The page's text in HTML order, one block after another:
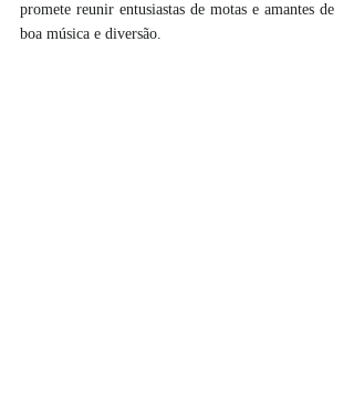
promete reunir entusiastas de motas e amantes de
boa música e diversão.